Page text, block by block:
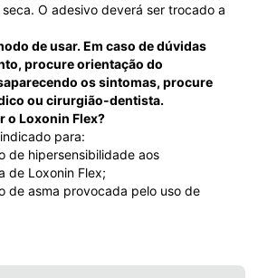
seca. O adesivo deverá ser trocado a
de usar. Em caso de dúvidas
procure orientação do
os sintomas, procure
ou cirurgião-dentista.
o Loxonin Flex?
para:
de hipersensibilidade aos
de Loxonin Flex;
de asma provocada pelo uso de